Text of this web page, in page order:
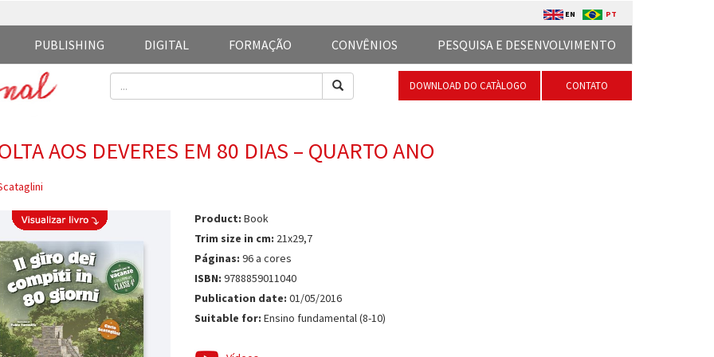
EN PT
PESQUISA E DESENVOLVIMENTO
CONVÊNIOS
FORMAÇÃO
DIGITAL
PUBLISHING
DOWNLOAD DO CATÀLOGO CONTATO
AOS DEVERES EM 80 DIAS – QUARTO ANO
Product: Book
Trim size in cm: 21x29,7
Páginas: 96 a cores
ISBN: 9788859011040
Publication date: 01/05/2016
Suitable for: Ensino fundamental (8-10)